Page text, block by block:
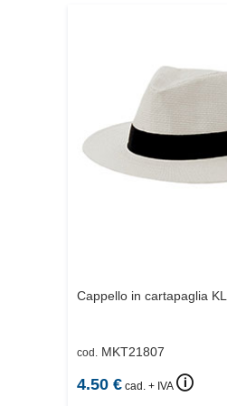
Cappello in cartapaglia
cod. MKT21807
4.50 € cad. + IVA 🛈